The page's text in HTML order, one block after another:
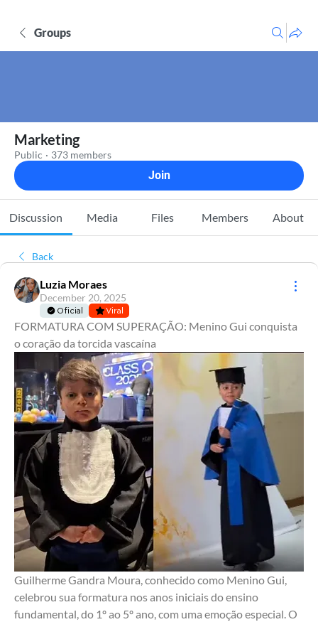
Groups
Marketing
Public · 373 members
Join
Discussion Media Files Members About
Back
Luzia Moraes
December 20, 2025
Oficial Viral
FORMATURA COM SUPERAÇÃO: Menino Gui conquista
o coração da torcida vascaína
Guilherme Gandra Moura, conhecido como Menino Gui,
celebrou sua formatura nos anos iniciais do ensino
fundamental, do 1º ao 5º ano, com uma emoção especial. O